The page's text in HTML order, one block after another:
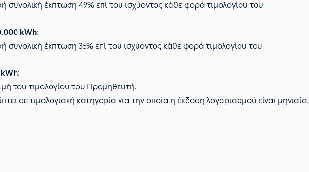
έκπτωση 49% επί του ισχύοντος κάθε φορά τιμολογίου του
kWh:
έκπτωση 35% επί του ισχύοντος κάθε φορά τιμολογίου του
:
του τιμολογίου του Προμηθευτή.
σε τιμολογιακή κατηγορία για την οποία η έκδοση λογαριασμού είναι μηνιαία,